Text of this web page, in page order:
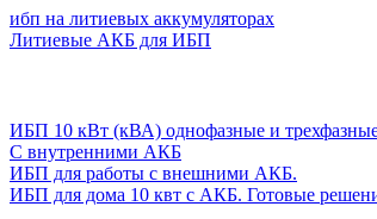
ибп на литиевых аккумуляторах
Литиевые АКБ для ИБП
ИБП 10 кВт (кВА) однофазные и
С внутренними АКБ
ИБП для работы с внешними АКБ.
ИБП для дома 10 квт с АКБ. Готовые